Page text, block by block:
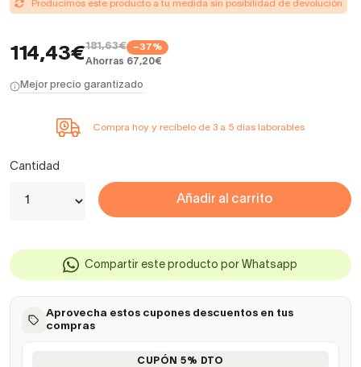
Producimos este producto a tu medida sin posibilidad de devolución
114,43€181,63€ −37%
Ahorras 67,20€
Mejor precio garantizado
Compra hoy y recíbelo de 3 a 5 días laborables
Cantidad
Añadir al carrito
Compartir este producto por Whatsapp
Aprovecha estos cupones descuentos en tus
compras
CUPÓN 5% DTO